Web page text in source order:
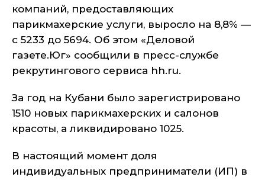
компаний, предоставляющих
парикмахерские услуги, выросло на 8,8% —
с 5233 до 5694. Об этом «Деловой
газете.Юг» сообщили в пресс-службе
рекрутингового сервиса hh.ru.
За год на Кубани было зарегистрировано
1510 новых парикмахерских и салонов
красоты, а ликвидировано 1025.
В настоящий момент доля
индивидуальных предприниматели (ИП) в